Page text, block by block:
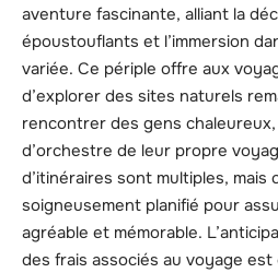
aventure fascinante, alliant la
époustouflants et l’immersion
variée. Ce périple offre aux
d’explorer des sites naturels
rencontrer des gens
d’orchestre de leur propre
d’itinéraires sont multiples,
soigneusement planifié pour
agréable et mémorable.
des frais associés au voyage